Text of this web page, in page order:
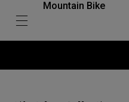
Mountain Bike